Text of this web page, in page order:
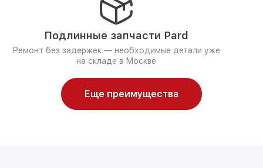
Подлинные запчасти Pard
Ремонт без задержек — необходимые детали уже
на складе в Москве
Еще преимущества